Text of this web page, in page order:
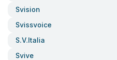
Svision
Svissvoice
S.v.italia
Svive